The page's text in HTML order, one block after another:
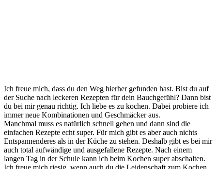
Ich freue mich, dass du den Weg hierher gefunden hast. Bist du auf
der Suche nach leckeren Rezepten für dein Bauchgefühl? Dann bist
du bei mir genau richtig. Ich liebe es zu kochen. Dabei probiere ich
immer neue Kombinationen und Geschmäcker aus.
Manchmal muss es natürlich schnell gehen und dann sind die
einfachen Rezepte echt super. Für mich gibt es aber auch nichts
Entspannenderes als in der Küche zu stehen. Deshalb gibt es bei mir
auch total aufwändige und ausgefallene Rezepte. Nach einem
langen Tag in der Schule kann ich beim Kochen super abschalten.
Ich freue mich riesig, wenn auch du die Leidenschaft zum Kochen